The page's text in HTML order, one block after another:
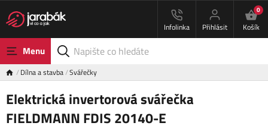
Infolinka Přihlásit
0
Košík
Menu
Dílna a stavba Svářečky
Elektrická invertorová svářečka
FIELDMANN FDIS 20140-E